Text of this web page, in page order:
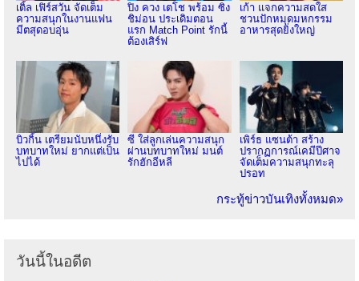
เติ้ล เฟิร์สวัน จัดเต็ม
ความสนุกในงานแฟน
มีตสุดอบอุ่น
ปิง ควง เตโช พร้อม ซิง
ชิม่อน ประเดิมตอน
แรก Match Point รักนี้
ต้องเสิร์ฟ
เก้า แจกความสดใส
ชวนปักหมุดมหกรรม
อาหารสุดยิ่งใหญ่
บิวกิ้น เตรียมนับหนึ่งรับ
บทบาทใหม่ ยากแต่เป็น
ไปได้
ซี ใส่ลูกเล่นความสนุก
ผ่านบทบาทใหม่ มนต์
รักฮักอีหลี
เพิร์ธ แซนต้า สร้าง
ปรากฏการณ์เคมีปีศาจ
จัดเต็มความสนุกทะลุ
ปรอท
กระทู้ข่าวบันเทิงทั้งหมด»
วันนี้ในอดีต